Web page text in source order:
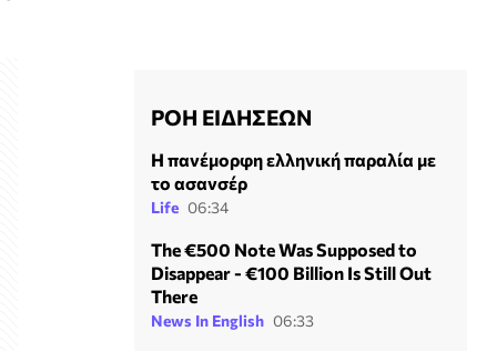
ΡΟΗ ΕΙΔΗΣΕΩΝ
Η πανέμορφη ελληνική παραλία με
το ασανσέρ
Life 06:34
The €500 Note Was Supposed to
Disappear - €100 Billion Is Still Out
There
News In English 06:33